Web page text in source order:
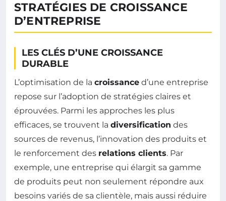
STRATÉGIES DE CROISSANCE
D’ENTREPRISE
LES CLÉS D’UNE CROISSANCE
DURABLE
L’optimisation de la croissance d’une entreprise
repose sur l’adoption de stratégies claires et
éprouvées. Parmi les approches les plus
efficaces, se trouvent la diversification des
sources de revenus, l’innovation des produits et
le renforcement des relations clients. Par
exemple, une entreprise qui élargit sa gamme
de produits peut non seulement répondre aux
besoins variés de sa clientèle, mais aussi réduire